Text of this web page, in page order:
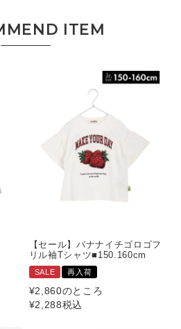
【セール】バナナイチゴロゴフ
リル袖Tシャツ■150.160cm
SALE 再入荷
¥2,860のところ
¥2,288税込